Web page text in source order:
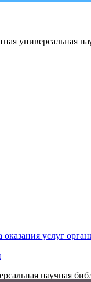
универсальная
оказания услуг
научная